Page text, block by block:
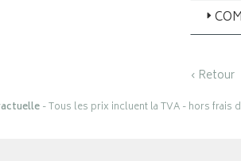
‹ Retour
- Tous les prix incluent la TVA - hors frais